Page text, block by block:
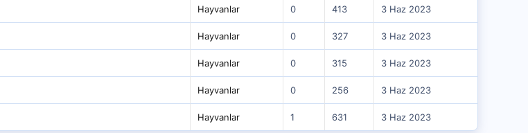
Hayvanlar 0 413 3 Haz 2023
Hayvanlar 0 327 3 Haz 2023
Hayvanlar 0 315 3 Haz 2023
Hayvanlar 0 256 3 Haz 2023
Hayvanlar 1 631 3 Haz 2023